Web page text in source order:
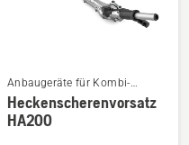
Details
zu
Heckenscherenvorsatz
Anbaugeräte für Kombi-
Trimmer und -Motorsensen
Heckenscherenvorsatz
HA200